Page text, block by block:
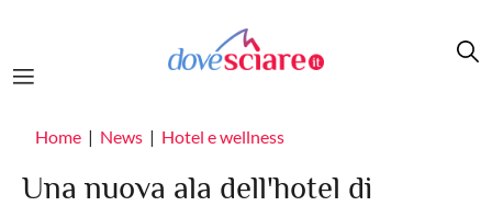
Home News Hotel e wellness
Una nuova ala dell'hotel di